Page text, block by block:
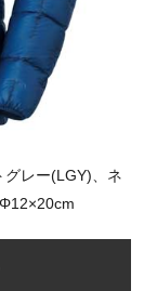
レー(LGY)、ネ